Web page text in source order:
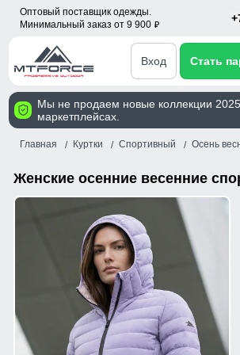
Оптовый поставщик одежды.
Минимальный заказ от 9 900 p
Вход Стать
Мы не продаем новые коллекции
маркетплейсах.
Главная Куртки Спортивный Осень
Женские осенние весенние